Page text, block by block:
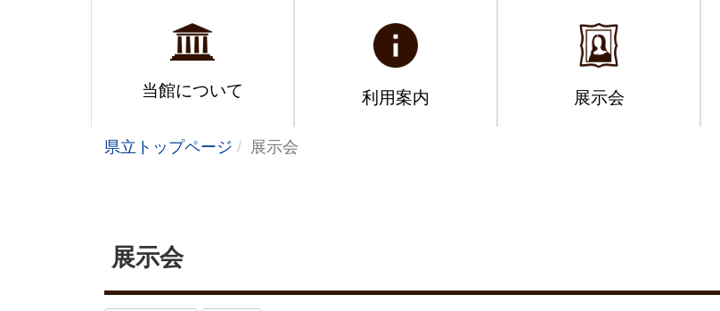
当館について 利用案内 展示会
県立トップページ 展示会
展示会